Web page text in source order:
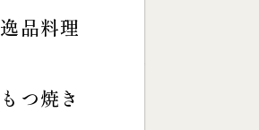
逸品料理
もつ焼き